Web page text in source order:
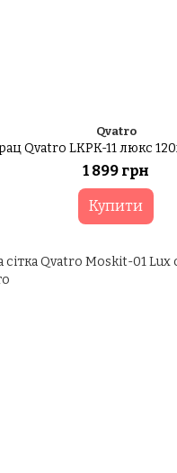
Qvatro
Qvatro LKPK-11 люкс
1 899 грн
Купити